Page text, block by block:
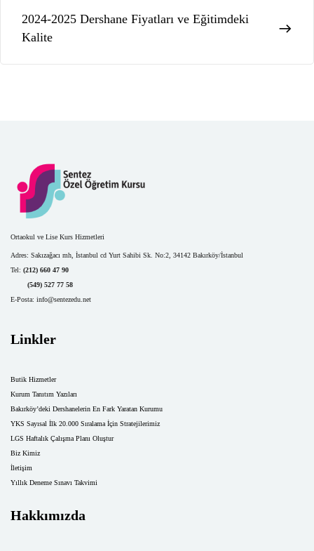
2024-2025 Dershane Fiyatları ve Eğitimdeki
Kalite
Ortaokul ve Lise Kurs Hizmetleri
Adres: Sakızağacı mh, İstanbul cd Yurt Sahibi Sk. No:2, 34142 Bakırköy/İstanbul
Tel: (212) 660 47 90
(549) 527 77 58
E-Posta: info@sentezedu.net
Linkler
Butik Hizmetler
Kurum Tanıtım Yazıları
Bakırköy’deki Dershanelerin En Fark Yaratan Kurumu
YKS Sayısal İlk 20.000 Sıralama İçin Stratejilerimiz
LGS Haftalık Çalışma Planı Oluştur
Biz Kimiz
İletişim
Yıllık Deneme Sınavı Takvimi
Hakkımızda